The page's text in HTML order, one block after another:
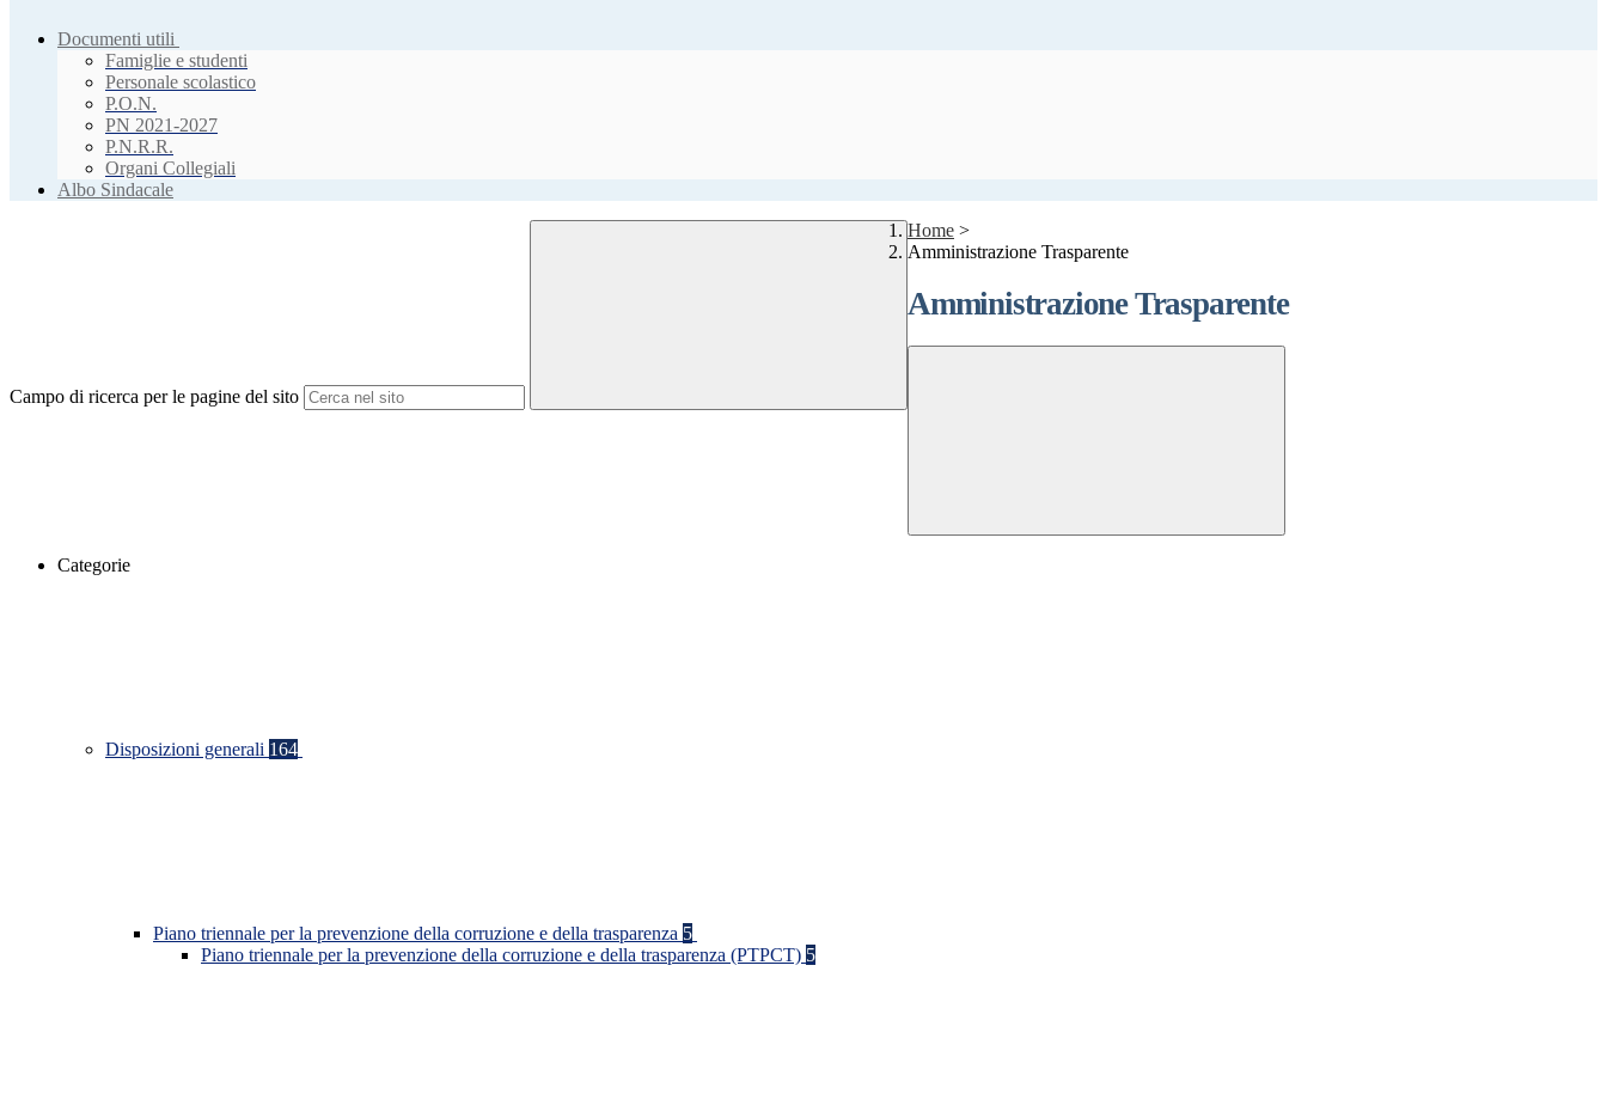
Documenti utili
Famiglie e studenti
Personale scolastico
P.O.N.
PN 2021-2027
P.N.R.R.
Organi Collegiali
Albo Sindacale
Campo di ricerca per le pagine del sito
Home >
Amministrazione Trasparente
Amministrazione Trasparente
Categorie
Disposizioni generali 164
Piano triennale per la prevenzione della corruzione e della trasparenza 5
Piano triennale per la prevenzione della corruzione e della trasparenza (PTPCT) 5